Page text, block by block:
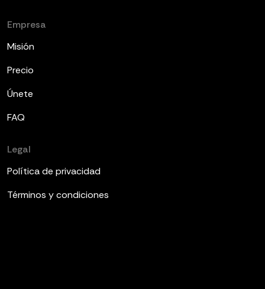
Empresa
Misión
Precio
Únete
FAQ
Legal
Política de privacidad
Términos y condiciones